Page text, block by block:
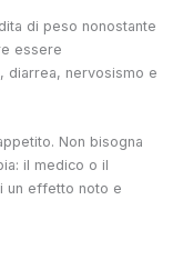
di peso nonostante
essere
diarrea, nervosismo e
Non bisogna
il medico o il
un effetto noto e